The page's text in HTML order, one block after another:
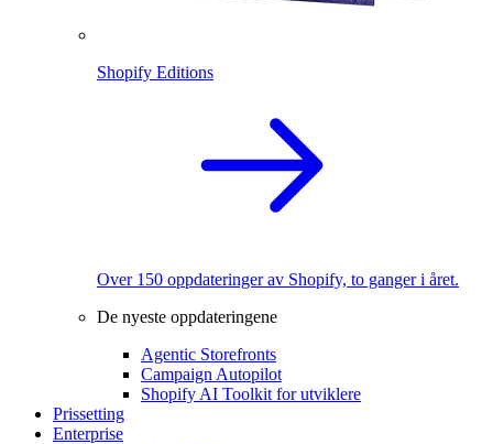
Shopify Editions
Over 150 oppdateringer av Shopify, to ganger i året.
De nyeste oppdateringene
Agentic Storefronts
Campaign Autopilot
Shopify AI Toolkit for utviklere
Prissetting
Enterprise